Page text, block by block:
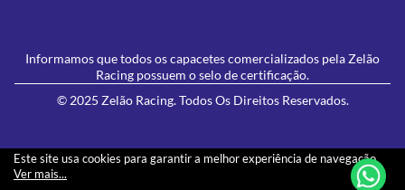
Este site usa cookies para garantir a melhor experiência de navegação.
Ver mais...
Informamos que todos os capacetes comercializados pela Zelão
Racing possuem o selo de certificação.
© 2025 Zelão Racing. Todos Os Direitos Reservados.